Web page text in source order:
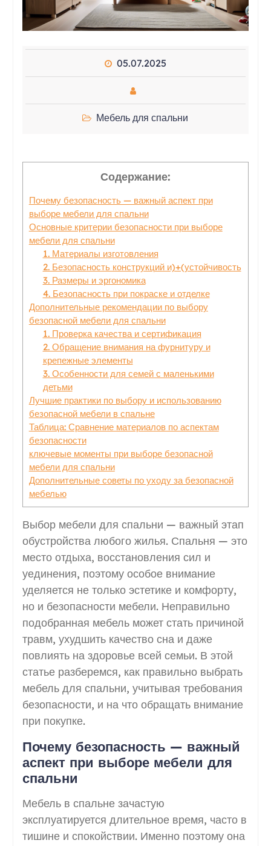
05.07.2025
Мебель для спальни
Содержание:
Почему безопасность — важный аспект при
выборе мебели для спальни
Основные критерии безопасности при выборе
мебели для спальни
1. Материалы изготовления
2. Безопасность конструкций и)+(устойчивость
3. Размеры и эргономика
4. Безопасность при покраске и отделке
Дополнительные рекомендации по выбору
безопасной мебели для спальни
1. Проверка качества и сертификация
2. Обращение внимания на фурнитуру и
крепежные элементы
3. Особенности для семей с маленькими
детьми
Лучшие практики по выбору и использованию
безопасной мебели в спальне
Таблица: Сравнение материалов по аспектам
безопасности
ключевые моменты при выборе безопасной
мебели для спальни
Дополнительные советы по уходу за безопасной
мебелью
Выбор мебели для спальни — важный этап
обустройства любого жилья. Спальня — это
место отдыха, восстановления сил и
уединения, поэтому особое внимание
уделяется не только эстетике и комфорту,
но и безопасности мебели. Неправильно
подобранная мебель может стать причиной
травм, ухудшить качество сна и даже
повлиять на здоровье всей семьи. В этой
статье разберемся, как правильно выбрать
мебель для спальни, учитывая требования
безопасности, и на что обращать внимание
при покупке.
Почему безопасность — важный
аспект при выборе мебели для
спальни
Мебель в спальне зачастую
эксплуатируется длительное время, часто в
тишине и спокойствии. Именно поэтому она